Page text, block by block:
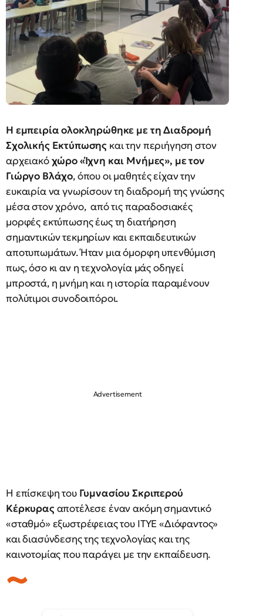
Η εμπειρία ολοκληρώθηκε με τη Διαδρομή
Σχολικής Εκτύπωσης και την περιήγηση στον
αρχειακόχώρο «Ίχνη και Μνήμες», με τον
Γιώργο Βλάχο, όπου οι μαθητές είχαν την
ευκαιρία να γνωρίσουν τη διαδρομή της γνώσης
μέσα στον χρόνο, από τις παραδοσιακές
μορφές εκτύπωσης έως τη διατήρηση
σημαντικών τεκμηρίων και εκπαιδευτικών
αποτυπωμάτων. Ήταν μια όμορφη υπενθύμιση
πως, όσο κι αν η τεχνολογία μάς οδηγεί
μπροστά, η μνήμη και η ιστορία παραμένουν
πολύτιμοι συνοδοιπόροι.
Η επίσκεψη του Γυμνασίου Σκριπερού
Κέρκυραςαποτέλεσε έναν ακόμη σημαντικό
«σταθμό» εξωστρέφειας του ΙΤΥΕ «Διόφαντος»
και διασύνδεσης της τεχνολογίας και της
καινοτομίας που παράγει με την εκπαίδευση.